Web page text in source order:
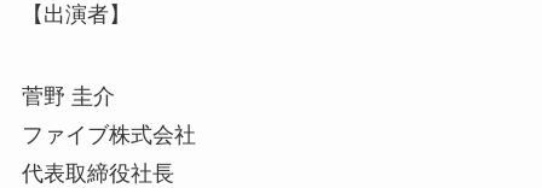
【出演者】
菅野 圭介
ファイブ株式会社
代表取締役社長